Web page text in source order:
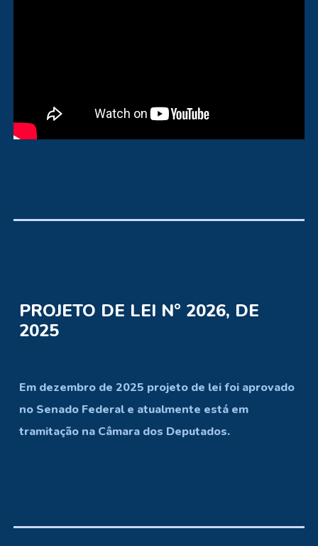
PROJETO DE LEI N° 2026, DE
2025
Em dezembro de 2025 projeto de lei foi aprovado
no Senado Federal e atualmente está em
tramitação na Câmara dos Deputados.